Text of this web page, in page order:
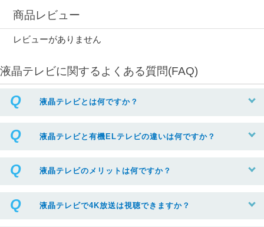
商品レビュー
レビューがありません
液晶テレビに関するよくある質問(FAQ)
液晶テレビとは何ですか？
液晶テレビと有機ELテレビの違いは何ですか？
液晶テレビのメリットは何ですか？
液晶テレビで4K放送は視聴できますか？